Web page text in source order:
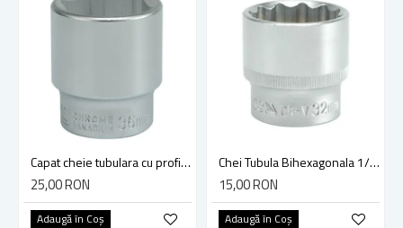
Capat cheie tubulara cu profil hexagonal interior, Yato YT-1316, 6 laturi, 36 mm, 3/4 inch
25,00 RON
Adaugă în Coş
Chei Tubula Bihexagonala 1/2, 32mm, Yato YT-1292
15,00 RON
Adaugă în Coş